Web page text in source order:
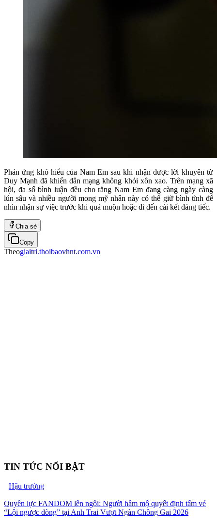
Phản ứng khó hiểu của Nam Em sau khi nhận được lời khuyên từ
Duy Mạnh đã khiến dân mạng không khỏi xôn xao. Trên mạng xã
hội, đa số bình luận đều cho rằng Nam Em đang càng ngày càng
lún sâu và nhiều người mong mỹ nhân này có thể giữ bình tĩnh để
nhìn nhận sự việc trước khi quá muộn hoặc đi đến cái kết đáng tiếc.
Chia sẻ
Copy
Theogiaitri.thoibaovhnt.com.vn
TIN TỨC NỔI BẬT
Hậu trường
Quyền lực FANDOM lên ngôi: Người hâm mộ quyết định tấm vé
“Lội ngược dòng” tại Anh Trai Vượt Ngàn Chông Gai 2026